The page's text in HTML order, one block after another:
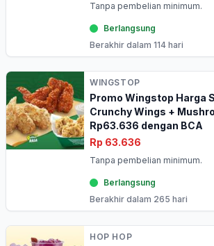
Tanpa pembelian minimum.
Berlangsung
Berakhir dalam 114 hari
WINGSTOP
Promo Wingstop Harga
Crunchy Wings +
Rp63.636 dengan BCA
Rp 63.636
Tanpa pembelian minimum.
Berlangsung
Berakhir dalam 265 hari
HOP HOP